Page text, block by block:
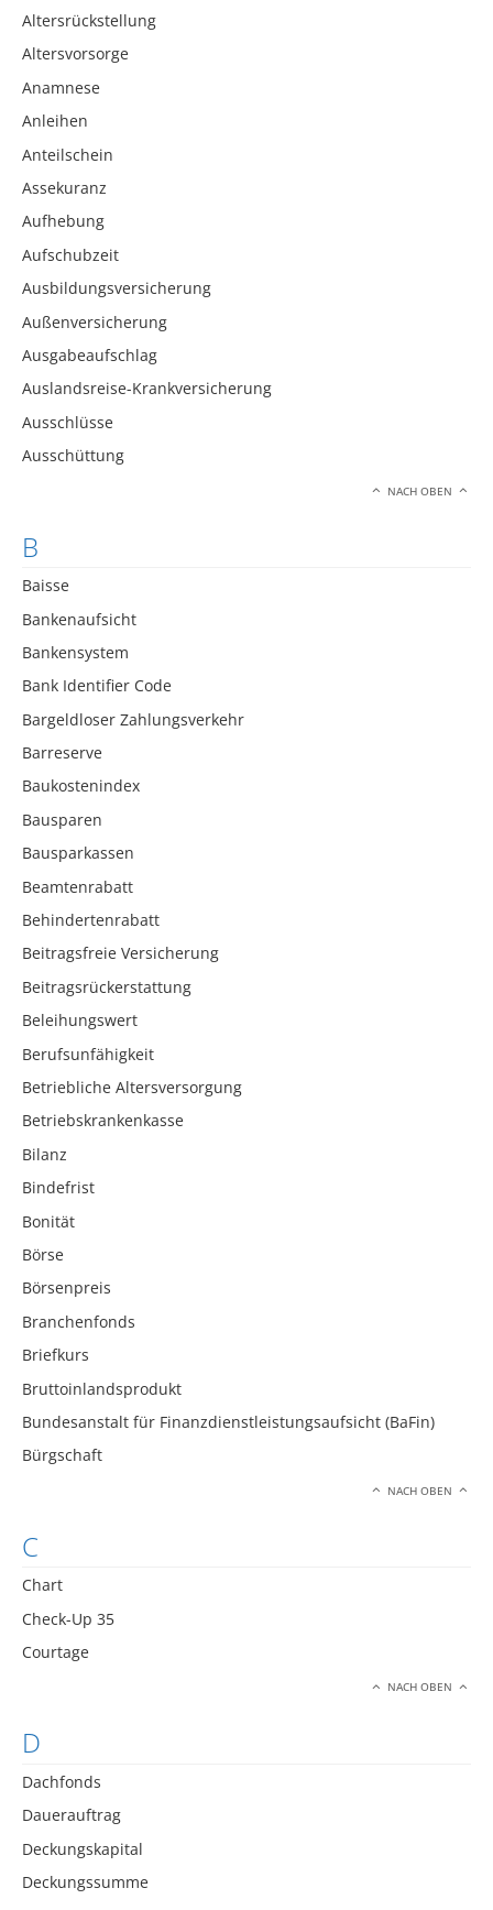
Altersrückstellung
Altersvorsorge
Anamnese
Anleihen
Anteilschein
Assekuranz
Aufhebung
Aufschubzeit
Ausbildungsversicherung
Außenversicherung
Ausgabeaufschlag
Auslandsreise-Krankversicherung
Ausschlüsse
Ausschüttung
NACH OBEN
B
Baisse
Bankenaufsicht
Bankensystem
Bank Identifier Code
Bargeldloser Zahlungsverkehr
Barreserve
Baukostenindex
Bausparen
Bausparkassen
Beamtenrabatt
Behindertenrabatt
Beitragsfreie Versicherung
Beitragsrückerstattung
Beleihungswert
Berufsunfähigkeit
Betriebliche Altersversorgung
Betriebskrankenkasse
Bilanz
Bindefrist
Bonität
Börse
Börsenpreis
Branchenfonds
Briefkurs
Bruttoinlandsprodukt
Bundesanstalt für Finanzdienstleistungsaufsicht (BaFin)
Bürgschaft
NACH OBEN
C
Chart
Check-Up 35
Courtage
NACH OBEN
D
Dachfonds
Dauerauftrag
Deckungskapital
Deckungssumme